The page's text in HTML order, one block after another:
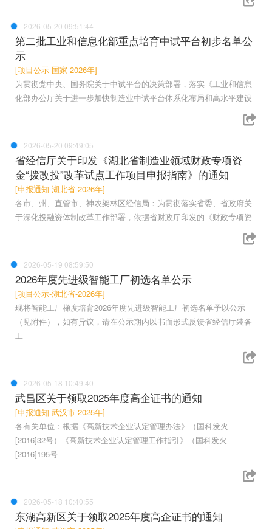
2026-05-20 09:51:44
第二批工业和信息化部重点培育中试平台初步名单公
示
[项目公示-国家-2026年]
为贯彻党中央、国务院关于中试平台的决策部署，落实《工业和信息
化部办公厅关于进一步加快制造业中试平台体系化布局和高水平建设
2026-05-20 09:49:05
省经信厅关于印发《湖北省制造业领域财政专项资
金“拨改投”改革试点工作项目申报指南》的通知
[申报通知-湖北省-2026年]
各市、州、直管市、神农架林区经信局：为贯彻落实省委、省政府关
于深化投融资体制改革工作部署，依据省财政厅印发的《财政专项资
2026-05-19 08:59:50
2026年度先进级智能工厂初选名单公示
[项目公示-湖北省-2026年]
现将智能工厂梯度培育2026年度先进级智能工厂初选名单予以公示
（见附件），如有异议，请在公示期内以书面形式反馈省经信厅装备
工
2026-05-18 10:49:40
武昌区关于领取2025年度高企证书的通知
[申报通知-武汉市-2025年]
各有关单位：根据《高新技术企业认定管理办法》（国科发火
[2016]32号）《高新技术企业认定管理工作指引》（国科发火
[2016]195号
2026-05-18 10:40:55
东湖高新区关于领取2025年度高企证书的通知